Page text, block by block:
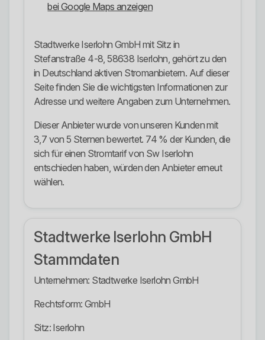
bei Google Maps anzeigen
Stadtwerke Iserlohn GmbH mit Sitz in
Stefanstraße 4-8, 58638 Iserlohn, gehört zu den
in Deutschland aktiven Stromanbietern. Auf dieser
Seite finden Sie die wichtigsten Informationen zur
Adresse und weitere Angaben zum Unternehmen.
Dieser Anbieter wurde von unseren Kunden mit
3,7 von 5 Sternen bewertet. 74 % der Kunden, die
sich für einen Stromtarif von Sw Iserlohn
entschieden haben, würden den Anbieter erneut
wählen.
Stadtwerke Iserlohn GmbH
Stammdaten
Unternehmen: Stadtwerke Iserlohn GmbH
Rechtsform: GmbH
Sitz: Iserlohn